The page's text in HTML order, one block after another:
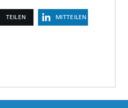
TEILEN MITTEILEN